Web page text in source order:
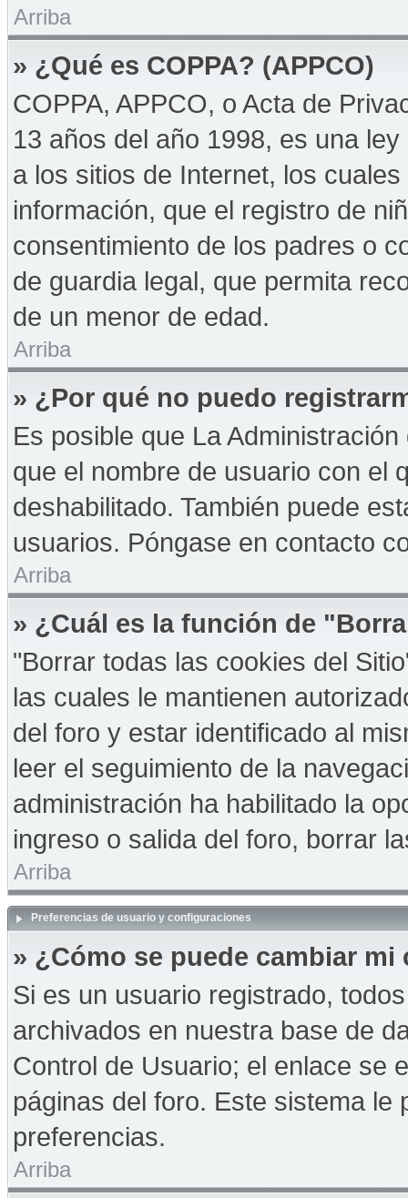
Arriba
» ¿Qué es COPPA? (APPCO)
COPPA, APPCO, o Acta de
13 años del año 1998, es una
a los sitios de Internet, los
información, que el registro de
consentimiento de los padres o
de guardia legal, que permita
de un menor de edad.
Arriba
» ¿Por qué no puedo
Es posible que La
que el nombre de usuario con el
deshabilitado. También puede
usuarios. Póngase en contacto
Arriba
» ¿Cuál es la función de
"Borrar todas las cookies del
las cuales le mantienen
del foro y estar identificado al
leer el seguimiento de la
administración ha habilitado la
ingreso o salida del foro, borrar
Arriba
Preferencias de usuario y configuraciones
» ¿Cómo se puede cambiar
Si es un usuario registrado,
archivados en nuestra base de
Control de Usuario; el enlace se
páginas del foro. Este sistema
preferencias.
Arriba